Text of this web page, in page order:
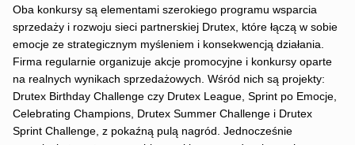
Oba konkursy są elementami szerokiego programu wsparcia
sprzedaży i rozwoju sieci partnerskiej Drutex, które łączą w sobie
emocje ze strategicznym myśleniem i konsekwencją działania.
Firma regularnie organizuje akcje promocyjne i konkursy oparte
na realnych wynikach sprzedażowych. Wśród nich są projekty:
Drutex Birthday Challenge czy Drutex League, Sprint po Emocje,
Celebrating Champions, Drutex Summer Challenge i Drutex
Sprint Challenge, z pokaźną pulą nagród. Jednocześnie